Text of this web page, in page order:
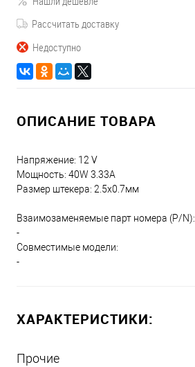
Рассчитать доставку
Недоступно
ОПИСАНИЕ ТОВАРА
Напряжение: 12 V
Мощность: 40W 3.33A
Размер штекера: 2.5х0.7мм
Взаимозаменяемые парт номера (P/N):
-
Совместимые модели:
-
ХАРАКТЕРИСТИКИ:
Прочие